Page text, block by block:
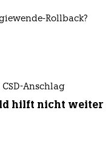
Rollback?
Anschlag
hilft nicht weiter